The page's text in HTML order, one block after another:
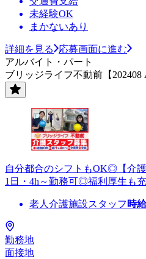
未経験OK
まかないあり
詳細を見る
応募画面に進む
アルバイト・パート
ブリッジライフ不動前【202408
自分都合のシフトもOK◎【介
1日・4h～勤務可◎福利厚生も充
老人介護施設スタッフ 時給
勤務地
面接地